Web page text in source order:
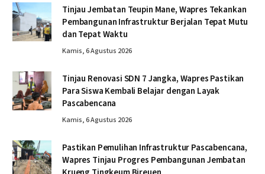
Tinjau Jembatan Teupin Mane, Wapres Tekankan
Pembangunan Infrastruktur Berjalan Tepat Mutu
dan Tepat Waktu
Kamis, 6 Agustus 2026
Tinjau Renovasi SDN 7 Jangka, Wapres Pastikan
Para Siswa Kembali Belajar dengan Layak
Pascabencana
Kamis, 6 Agustus 2026
Pastikan Pemulihan Infrastruktur Pascabencana,
Wapres Tinjau Progres Pembangunan Jembatan